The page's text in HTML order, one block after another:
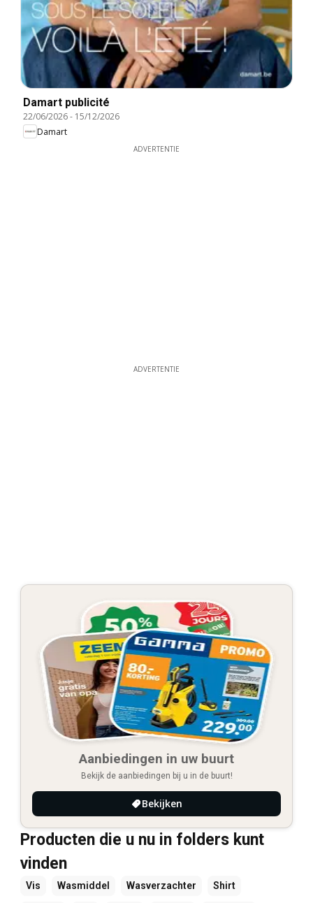
Damart publicité
22/06/2026- 15/12/2026
Damart
ADVERTENTIE
ADVERTENTIE
Aanbiedingen in uw buurt
Bekijk de aanbiedingen bij u in de buurt!
Bekijken
Producten die u nu in folders kunt
vinden
Vis Wasmiddel Wasverzachter Shirt